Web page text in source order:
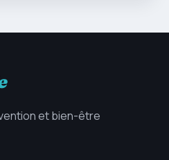
et bien-être